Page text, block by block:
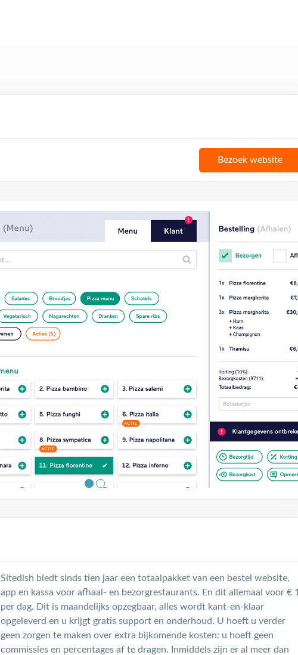
Bezoek website
Sitedish biedt sinds tien jaar een totaalpakket van een bestel website,
app en kassa voor afhaal- en bezorgrestaurants. En dit allemaal voor € 1
per dag. Dit is maandelijks opzegbaar, alles wordt kant-en-klaar
opgeleverd en u krijgt gratis support en onderhoud. U hoeft u verder
geen zorgen te maken over extra bijkomende kosten: u hoeft geen
commissies en percentages af te dragen. Inmiddels zijn er al meer dan